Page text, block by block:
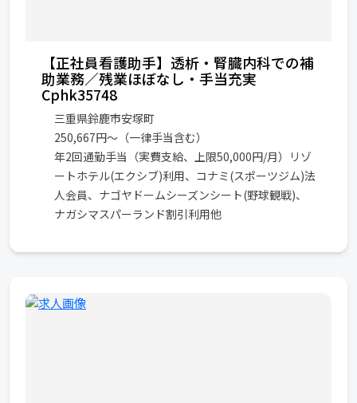
【正社員看護助手】透析・腎臓内科での補
助業務／残業ほぼなし・手当充実
Cphk35748
三重県鈴鹿市安塚町
250,667円～（一律手当含む）
年2回通勤手当（実費支給、上限50,000円/月）リゾ
ートホテル(エクシブ)利用、コナミ(スポーツジム)法
人会員、ナゴヤドームシーズンシート(野球観戦)、
ナガシマスパーランド割引利用他